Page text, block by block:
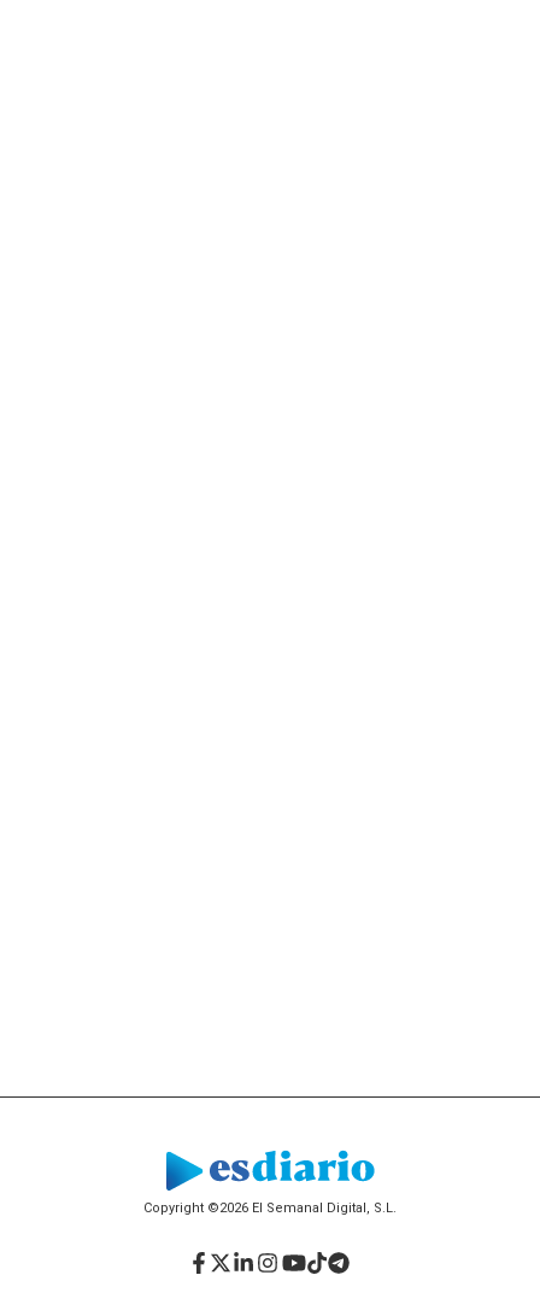
Copyright ©2026 El Semanal Digital, S.L.
Facebook
Twitter
LinkedIn
Instagram
YouTube
TikTok
Telegram